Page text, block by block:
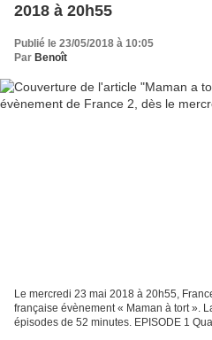
2018 à 20h55
Publié le 23/05/2018 à 10:05
Par Benoît
Le mercredi 23 mai 2018 à 20h55,
française évènement « Maman à tort ».
épisodes de 52 minutes. EPISODE 1